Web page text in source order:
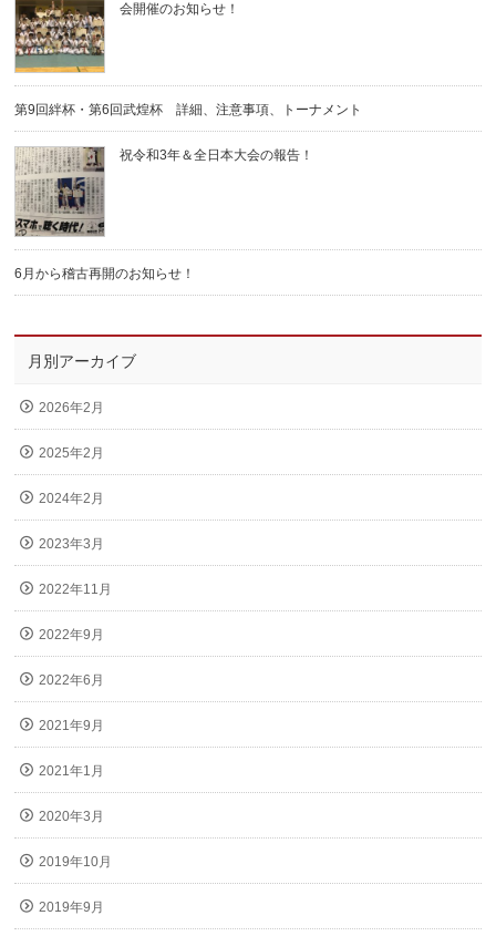
会開催のお知らせ！
第9回絆杯・第6回武煌杯 詳細、注意事項、トーナメント
祝令和3年＆全日本大会の報告！
6月から稽古再開のお知らせ！
月別アーカイブ
2026年2月
2025年2月
2024年2月
2023年3月
2022年11月
2022年9月
2022年6月
2021年9月
2021年1月
2020年3月
2019年10月
2019年9月